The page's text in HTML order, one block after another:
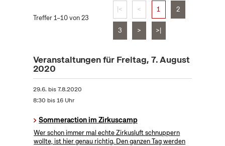
Treffer 1–10 von 23
|< < 1 2
3 > >|
Veranstaltungen für Freitag, 7. August
2020
29.6. bis7.8.2020
8:30 bis 16 Uhr
Sommeraction im Zirkuscamp
Wer schon immer mal echte Zirkusluft schnuppern
wollte, ist hier genau richtig. Den ganzen Tag werden